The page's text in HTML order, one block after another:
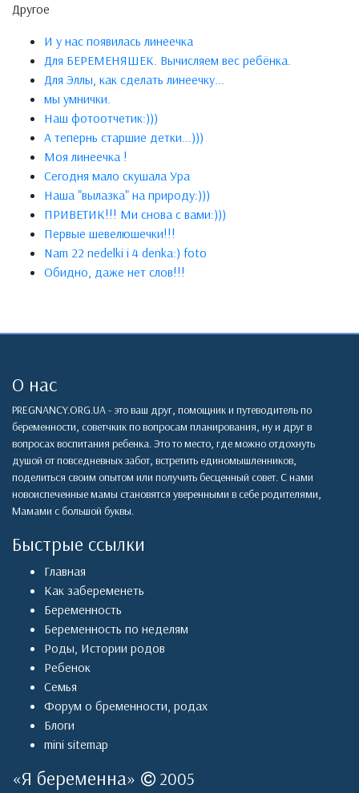
Другое
И у нас появилась линеечка
Для БЕРЕМЕНЯШЕК. Вычисляем вес ребёнка.
Для Эллы, как сделать линеечку...
мы умнички.
Наш фотоотчетик:)))
А тепернь старшие детки...)))
Моя линеечка !
Сегодня мало скушала Ура
Наша "вылазка" на природу:)))
ПРИВЕТИК!!! Ми снова с вами:)))
Первые шевелюшечки!!!
Nam 22 nedelki i 4 denka:) foto
Обидно, даже нет слов!!!
О нас
PREGNANCY.ORG.UA - это ваш друг, помощник и путеводитель по
беременности, советчкик по вопросам планирования, ну и друг в
вопросах воспитания ребенка. Это то место, где можно отдохнуть
душой от повседневных забот, встретить единомышленников,
поделиться своим опытом или получить бесценный совет. С нами
новоиспеченные мамы становятся уверенными в себе родителями,
Мамами с большой буквы.
Быстрые ссылки
Главная
Как забеременеть
Беременность
Беременность по неделям
Роды, Истории родов
Ребенок
Семья
Форум о бременности, родах
Блоги
mini sitemap
«Я беременна» 2005